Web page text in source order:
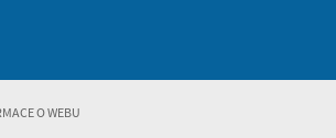
O WEBU